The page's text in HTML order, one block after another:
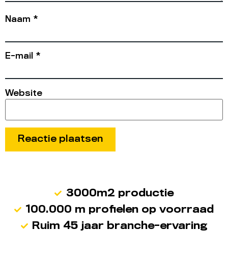
Naam *
E-mail *
Website
3000m2 productie
100.000 m profielen op voorraad
Ruim 45 jaar branche-ervaring